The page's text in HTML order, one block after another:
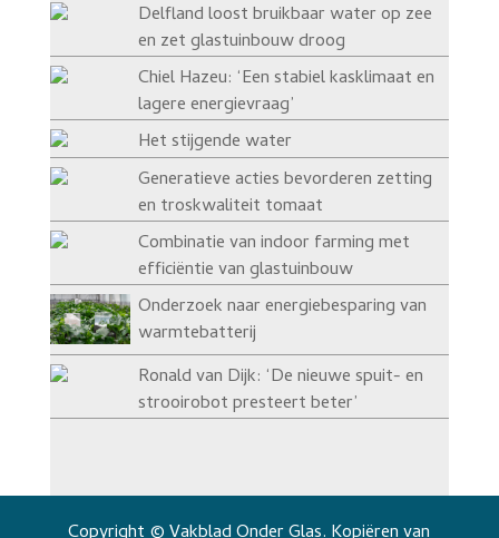
Delfland loost bruikbaar water op zee
en zet glastuinbouw droog
Chiel Hazeu: ‘Een stabiel kasklimaat en
lagere energievraag’
Het stijgende water
Generatieve acties bevorderen zetting
en troskwaliteit tomaat
Combinatie van indoor farming met
efficiëntie van glastuinbouw
Onderzoek naar energiebesparing van
warmtebatterij
Ronald van Dijk: ‘De nieuwe spuit- en
strooirobot presteert beter’